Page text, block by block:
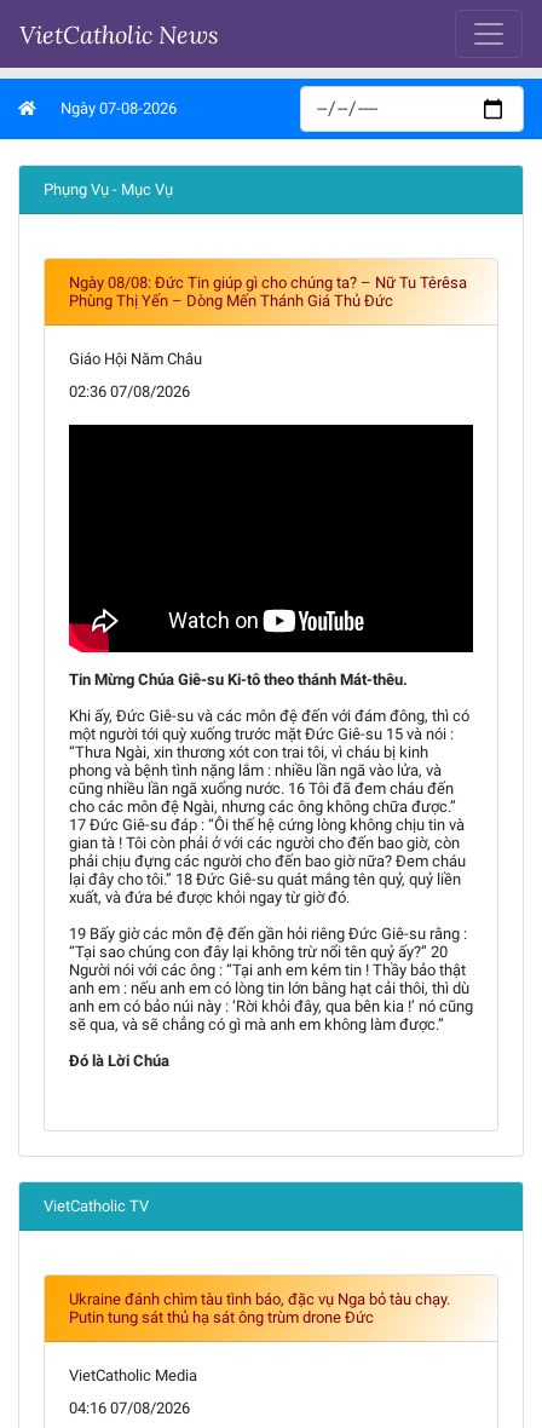
VietCatholic News
Ngày 07-08-2026
Phụng Vụ - Mục Vụ
Ngày 08/08: Đức Tin giúp gì cho chúng ta? – Nữ Tu Têrêsa
Phùng Thị Yến – Dòng Mến Thánh Giá Thủ Đức
Giáo Hội Năm Châu
02:36 07/08/2026
Tin Mừng Chúa Giê-su Ki-tô theo thánh Mát-thêu.
Khi ấy, Đức Giê-su và các môn đệ đến với đám đông, thì có
một người tới quỳ xuống trước mặt Đức Giê-su 15 và nói :
“Thưa Ngài, xin thương xót con trai tôi, vì cháu bị kinh
phong và bệnh tình nặng lắm : nhiều lần ngã vào lửa, và
cũng nhiều lần ngã xuống nước. 16 Tôi đã đem cháu đến
cho các môn đệ Ngài, nhưng các ông không chữa được.”
17 Đức Giê-su đáp : “Ôi thế hệ cứng lòng không chịu tin và
gian tà ! Tôi còn phải ở với các người cho đến bao giờ, còn
phải chịu đựng các người cho đến bao giờ nữa? Đem cháu
lại đây cho tôi.” 18 Đức Giê-su quát mắng tên quỷ, quỷ liền
xuất, và đứa bé được khỏi ngay từ giờ đó.
19 Bấy giờ các môn đệ đến gần hỏi riêng Đức Giê-su rằng :
“Tại sao chúng con đây lại không trừ nổi tên quỷ ấy?” 20
Người nói với các ông : “Tại anh em kém tin ! Thầy bảo thật
anh em : nếu anh em có lòng tin lớn bằng hạt cải thôi, thì dù
anh em có bảo núi này : ‘Rời khỏi đây, qua bên kia !’ nó cũng
sẽ qua, và sẽ chẳng có gì mà anh em không làm được.”
Đó là Lời Chúa
VietCatholic TV
Ukraine đánh chìm tàu tình báo, đặc vụ Nga bỏ tàu chạy.
Putin tung sát thủ hạ sát ông trùm drone Đức
VietCatholic Media
04:16 07/08/2026